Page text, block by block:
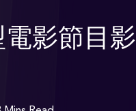
影節目影